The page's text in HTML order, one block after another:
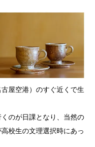
屋空港）のすぐ近くで生
のが日課となり、当然の
校生の文理選択時にあっ